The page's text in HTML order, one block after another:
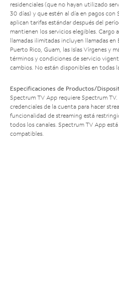
residenciales (que no hayan utilizado
30 días) y que estén al día en pagos con
aplican tarifas estándar después del
mantienen los servicios elegibles. Cargo
llamadas ilimitadas incluyen llamadas en
Puerto Rico, Guam, las Islas Vírgenes y
términos y condiciones de servicio
cambios. No están disponibles en todas
Especificaciones de Productos/
Spectrum TV App requiere Spectrum
credenciales de la cuenta para hacer
funcionalidad de streaming está
todos los canales. Spectrum TV App
compatibles.